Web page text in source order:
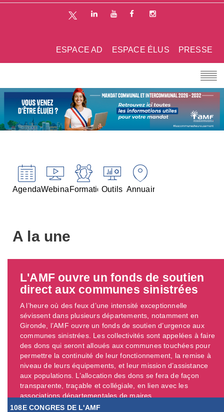
PRESSE
ESPACE ÉLUS
ESPACE AD
AgendaWebinairesFormationsOutils Annuaires
A la une
L'AMF ouvre un fonds de soutien
direct aux communes sinistrées
A l’heure où des feux d’une intensité exceptionnelle
sévissent dans plusieurs départements, notamment en
Gironde, l’AMF ouvre un fonds de soutien d’urgence aux
communes sinistrées. Les collectivités sont appelées à faire
des dons qui seront alloués aux communes touchées pour
permettre la continuité de leur fonctionnement, la remise à
niveau de leurs équipements, et leur mission d’assistance
aux populations. L’allocation des dons se fera de façon
transparente, traçable et collégiale, en lien avec les
associations départementales de maires. ...
108E CONGRES DE L'AMF